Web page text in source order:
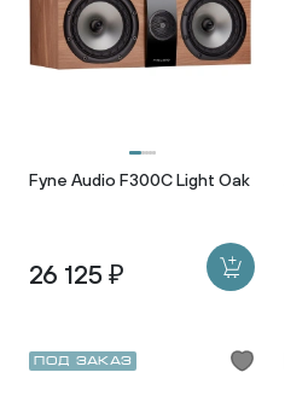
Fyne Audio F300C Light Oak
26 125 ₽
Под заказ